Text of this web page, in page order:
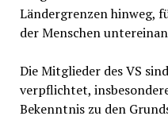
Ländergrenzen hinweg,
der Menschen
Die Mitglieder des VS
verpflichtet,
Bekenntnis zu den